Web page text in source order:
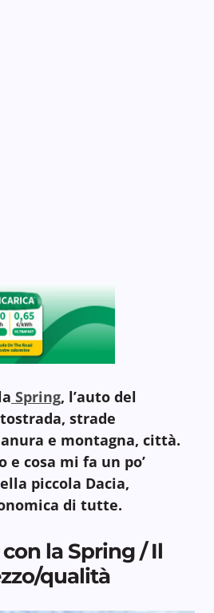
Spring, l’auto del
strade
e montagna, città.
e cosa mi fa un po’
piccola Dacia,
di tutte.
la Spring / Il
qualità